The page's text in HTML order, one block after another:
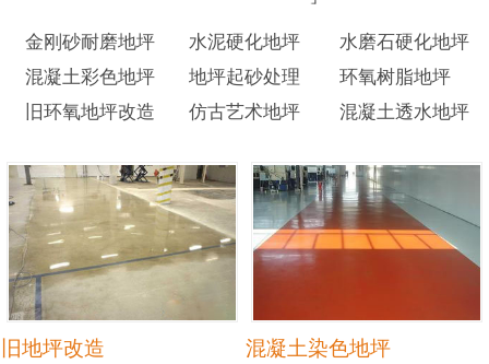
金刚砂耐磨地坪 水泥硬化地坪
水磨石硬化地坪
混凝土彩色地坪
地坪起砂处理
环氧树脂地坪
旧环氧地坪改造
仿古艺术地坪 混凝土透水地坪
旧地坪改造 混凝土染色地坪